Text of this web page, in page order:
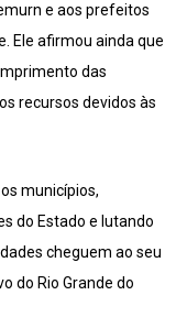
e aos prefeitos
Ele afirmou ainda que
das
recursos devidos às
municípios,
do Estado e lutando
cheguem ao seu
do Rio Grande do